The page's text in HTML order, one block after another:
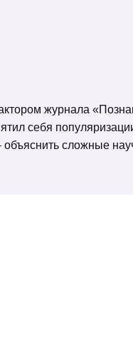
журнала
себя
объяснить сложные